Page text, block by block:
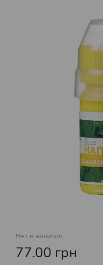
Нет в наличии
77.00 грн